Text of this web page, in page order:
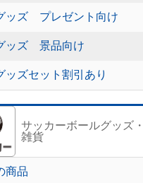
ッズ プレゼント向け
ッズ 景品向け
ッズセット割引あり
サッカーボールグッズ・
雑貨
商品